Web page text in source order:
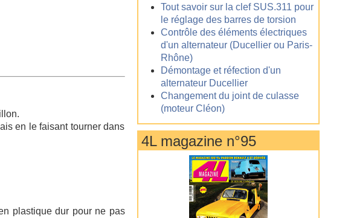
en le faisant tourner dans
plastique dur pour ne pas
Tout savoir sur la clef SUS.311 pour
le réglage des barres de torsion
Contrôle des éléments électriques
d'un alternateur (Ducellier ou Paris-
Rhône)
Démontage et réfection d'un
alternateur Ducellier
Changement du joint de culasse
(moteur Cléon)
4L magazine n°95